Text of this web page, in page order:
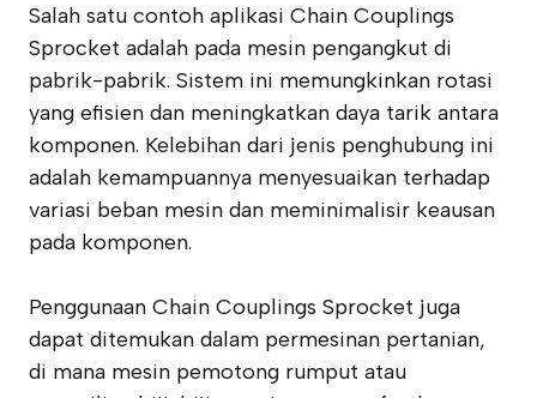
Salah satu contoh aplikasi Chain Couplings
Sprocket adalah pada mesin pengangkut di
pabrik-pabrik. Sistem ini memungkinkan rotasi
yang efisien dan meningkatkan daya tarik antara
komponen. Kelebihan dari jenis penghubung ini
adalah kemampuannya menyesuaikan terhadap
variasi beban mesin dan meminimalisir keausan
pada komponen.
Penggunaan Chain Couplings Sprocket juga
dapat ditemukan dalam permesinan pertanian,
di mana mesin pemotong rumput atau